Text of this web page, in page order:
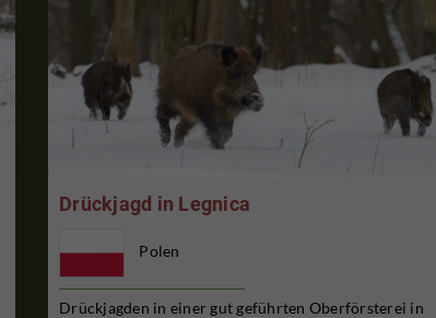
Drückjagd in Legnica
Polen
Drückjagden in einer gut geführten Oberförsterei in